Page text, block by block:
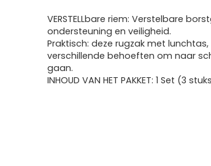
VERSTELLbare riem: Verstelbare
ondersteuning en veiligheid.
Praktisch: deze rugzak met
verschillende behoeften om naar
gaan.
INHOUD VAN HET PAKKET: 1 Set (3